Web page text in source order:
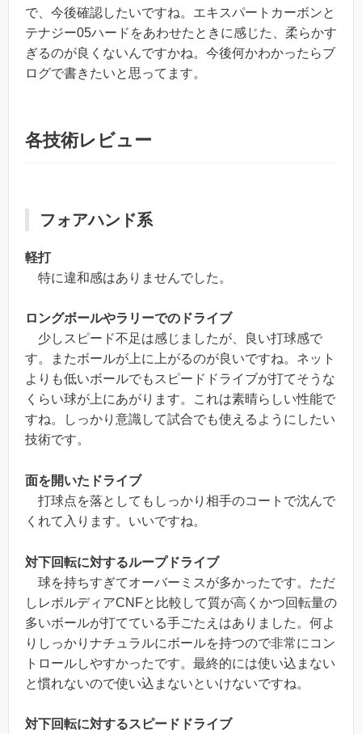
で、今後確認したいですね。エキスパートカーボンと
テナジー05ハードをあわせたときに感じた、柔らかす
ぎるのが良くないんですかね。今後何かわかったらブ
ログで書きたいと思ってます。
各技術レビュー
フォアハンド系
軽打
特に違和感はありませんでした。
ロングボールやラリーでのドライブ
少しスピード不足は感じましたが、良い打球感で
す。またボールが上に上がるのが良いですね。ネット
よりも低いボールでもスピードドライブが打てそうな
くらい球が上にあがります。これは素晴らしい性能で
すね。しっかり意識して試合でも使えるようにしたい
技術です。
面を開いたドライブ
打球点を落としてもしっかり相手のコートで沈んで
くれて入ります。いいですね。
対下回転に対するループドライブ
球を持ちすぎてオーバーミスが多かったです。ただ
しレボルディアCNFと比較して質が高くかつ回転量の
多いボールが打てている手ごたえはありました。何よ
りしっかりナチュラルにボールを持つので非常にコン
トロールしやすかったです。最終的には使い込まない
と慣れないので使い込まないといけないですね。
対下回転に対するスピードドライブ